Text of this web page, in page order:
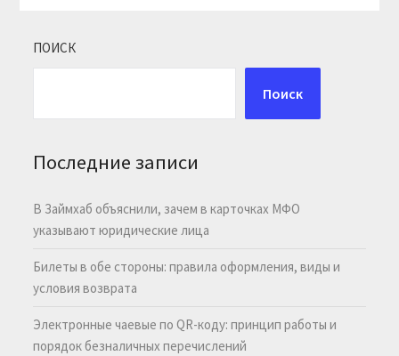
ПОИСК
Поиск
Последние записи
В Займхаб объяснили, зачем в карточках МФО
указывают юридические лица
Билеты в обе стороны: правила оформления, виды и
условия возврата
Электронные чаевые по QR-коду: принцип работы и
порядок безналичных перечислений